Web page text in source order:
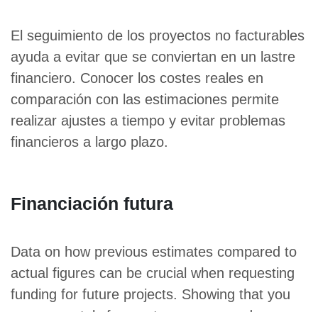
El seguimiento de los proyectos no facturables
ayuda a evitar que se conviertan en un lastre
financiero. Conocer los costes reales en
comparación con las estimaciones permite
realizar ajustes a tiempo y evitar problemas
financieros a largo plazo.
Financiación futura
Data on how previous estimates compared to
actual figures can be crucial when requesting
funding for future projects. Showing that you